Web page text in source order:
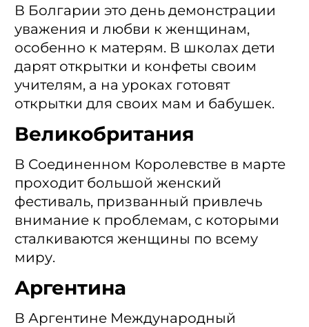
В Болгарии это день демонстрации
уважения и любви к женщинам,
особенно к матерям. В школах дети
дарят открытки и конфеты своим
учителям, а на уроках готовят
открытки для своих мам и бабушек.
Великобритания
В Соединенном Королевстве в марте
проходит большой женский
фестиваль, призванный привлечь
внимание к проблемам, с которыми
сталкиваются женщины по всему
миру.
Аргентина
В Аргентине Международный